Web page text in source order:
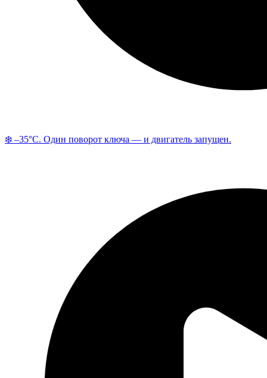
❄️ –35°C. Один поворот ключа — и двигатель запущен.